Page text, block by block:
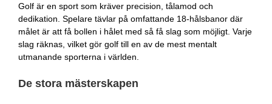
Golf är en sport som kräver precision, tålamod och
dedikation. Spelare tävlar på omfattande 18-hålsbanor där
målet är att få bollen i hålet med så få slag som möjligt. Varje
slag räknas, vilket gör golf till en av de mest mentalt
utmanande sporterna i världen.
De stora mästerskapen